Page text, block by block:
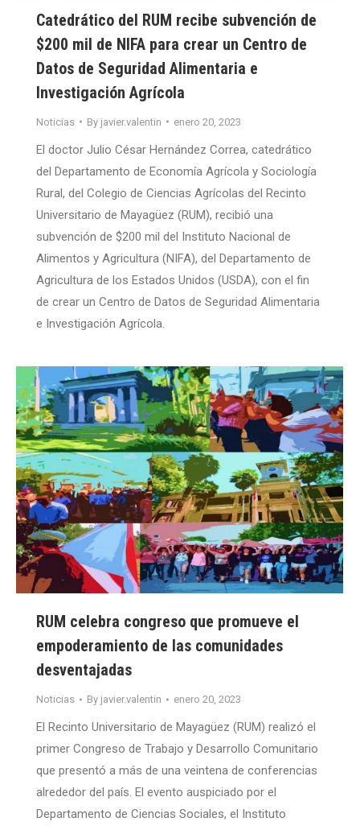
Catedrático del RUM recibe subvención de
$200 mil de NIFA para crear un Centro de
Datos de Seguridad Alimentaria e
Investigación Agrícola
Noticias By javier.valentin enero 20, 2023
El doctor Julio César Hernández Correa, catedrático
del Departamento de Economía Agrícola y Sociología
Rural, del Colegio de Ciencias Agrícolas del Recinto
Universitario de Mayagüez (RUM), recibió una
subvención de $200 mil del Instituto Nacional de
Alimentos y Agricultura (NIFA), del Departamento de
Agricultura de los Estados Unidos (USDA), con el fin
de crear un Centro de Datos de Seguridad Alimentaria
e Investigación Agrícola.
RUM celebra congreso que promueve el
empoderamiento de las comunidades
desventajadas
Noticias By javier.valentin enero 20, 2023
El Recinto Universitario de Mayagüez (RUM) realizó el
primer Congreso de Trabajo y Desarrollo Comunitario
que presentó a más de una veintena de conferencias
alrededor del país. El evento auspiciado por el
Departamento de Ciencias Sociales, el Instituto